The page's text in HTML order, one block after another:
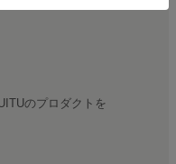
のプロダクトを